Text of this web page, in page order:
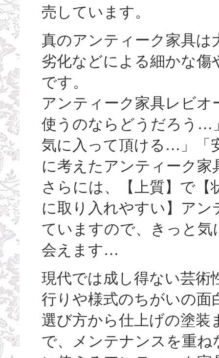
売しています。
真のアンティーク家具は
劣化などによる細かな
です。
アンティーク家具レビ
使うのならどうだろう…
気に入って頂ける…」「
に考えたアンティーク
さらには、【上質】で【
に取り入れやすい】ア
ていますので、きっと
会えます…
現代では成し得ない芸術
行りや様式のちがいの面
選び方から仕上げの塗
で、メンテナンスを重